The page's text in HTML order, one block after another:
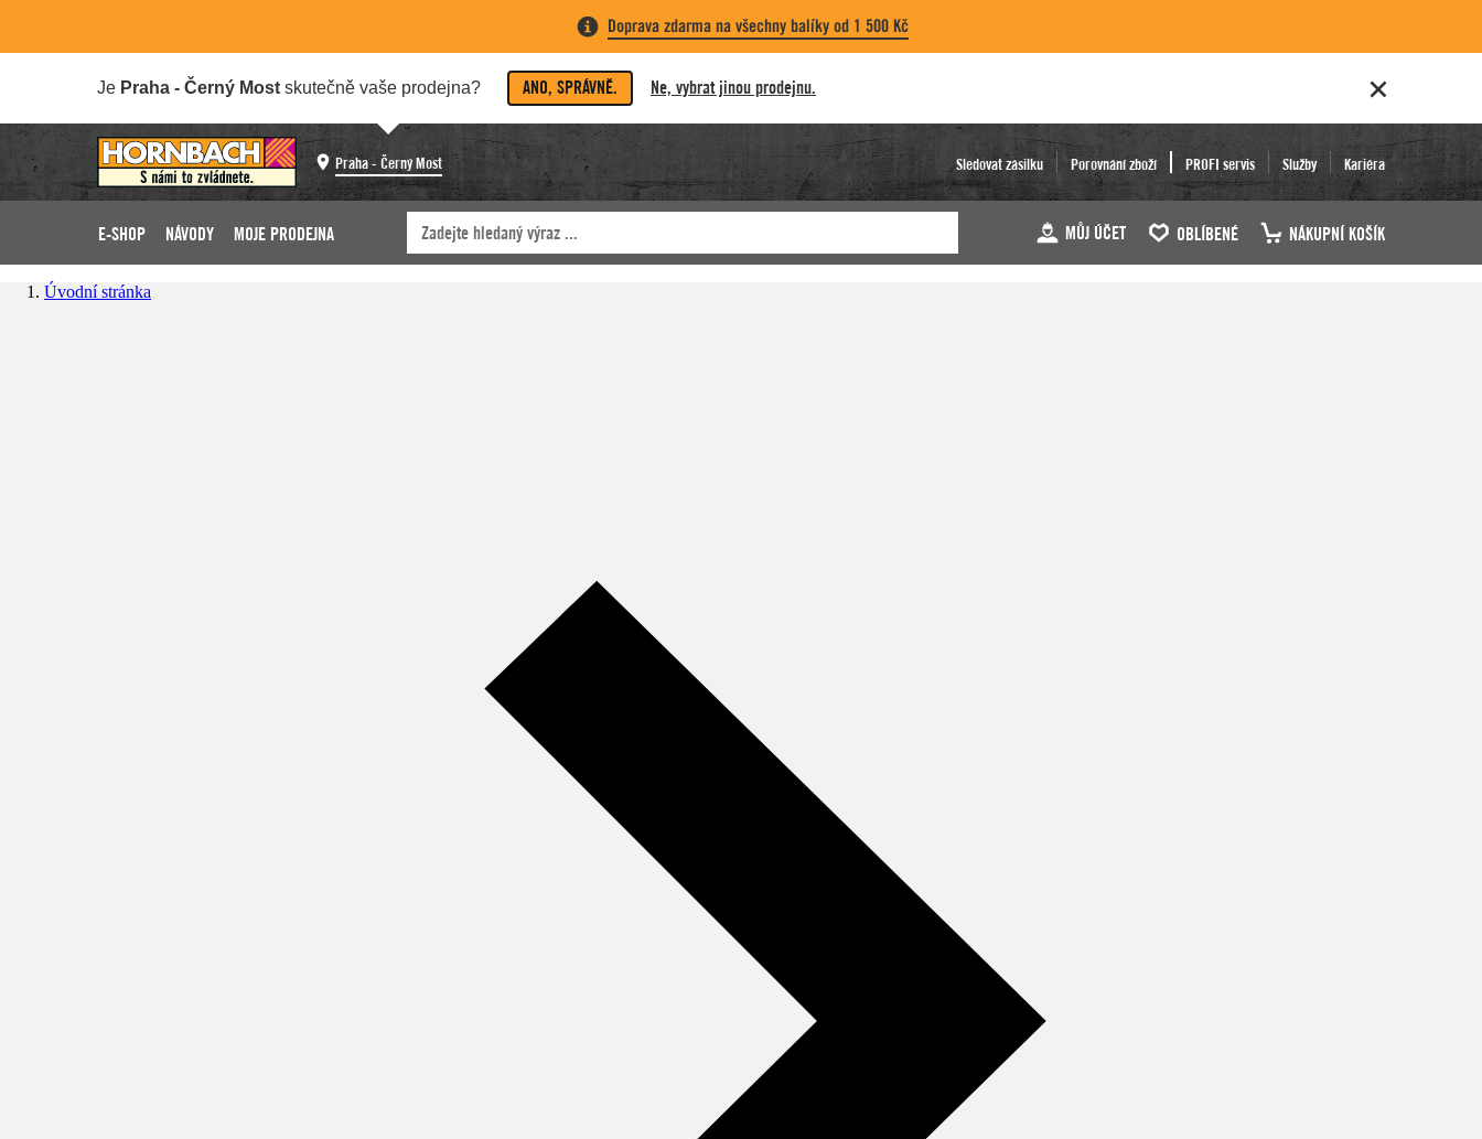
Doprava zdarma na všechny balíky od 1 500 Kč
Je Praha - Černý Most skutečně vaše prodejna? ANO, SPRÁVNĚ. Ne, vybrat jinou prodejnu.
Praha - Černý Most Sledovat zásilku Porovnání zboží PROFI servis Služby Kariéra
E-SHOP NÁVODY MOJE PRODEJNA MŮJ ÚČET OBLÍBENÉ NÁKUPNÍ KOŠÍK
Úvodní stránka